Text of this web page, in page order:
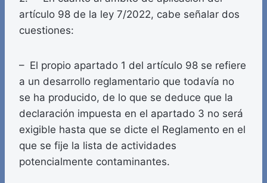
artículo 98 de la ley 7/2022, cabe señalar dos
cuestiones:
– El propio apartado 1 del artículo 98 se refiere
a un desarrollo reglamentario que todavía no
se ha producido, de lo que se deduce que la
declaración impuesta en el apartado 3 no será
exigible hasta que se dicte el Reglamento en el
que se fije la lista de actividades
potencialmente contaminantes.